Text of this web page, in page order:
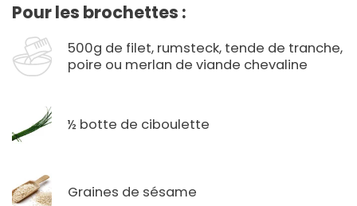
Pour les brochettes :
500g de filet, rumsteck, tende de tranche,
poire ou merlan de viande chevaline
½ botte de ciboulette
Graines de sésame